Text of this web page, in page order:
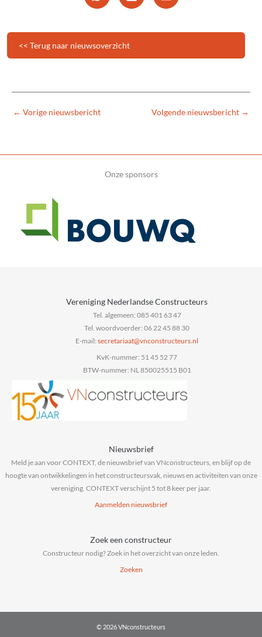
<< Terug naar nieuwsoverzicht
← Vorige nieuwsbericht Volgende nieuwsbericht →
Onze sponsors
Vereniging Nederlandse Constructeurs
Tel. algemeen: 085 401 63 47
Tel. woordvoerder: 06 22 45 88 30
E-mail:
ln.sruetcurtsnocnv
@taairaterces
KvK-nummer: 51 45 52 77
BTW-nummer: NL 850025515 B01
Nieuwsbrief
Meld je aan voor CONTEXT, de nieuwsbrief van VNconstructeurs, en blijf op de
hoogte van ontwikkelingen in het constructeursvak, nieuws en activiteiten van onze
vereniging. CONTEXT verschijnt 5 tot 8 keer per jaar.
Aanmelden nieuwsbrief
Zoek een constructeur
Constructeur nodig? Zoek in het overzicht van onze leden.
Zoeken
© 2026 VNconstructeurs